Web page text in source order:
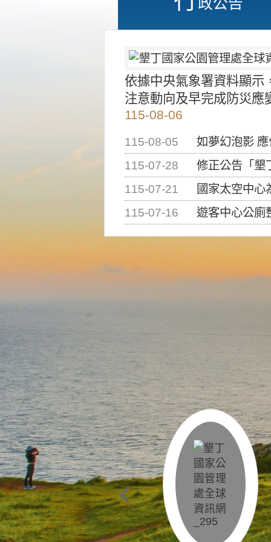
依據中央氣象署資料顯示
注意動向及早完成防災應
115-08-06
115-08-05
如夢幻泡影
115-07-28
修正公告「墾丁國家公
115-07-21
國家太空中心為辦理
115-07-16
遊客中心公廁